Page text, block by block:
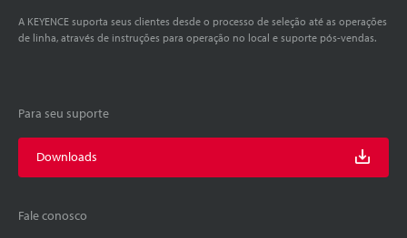
A KEYENCE suporta seus clientes desde o processo de seleção até as operações
de linha, através de instruções para operação no local e suporte pós-vendas.
Para seu suporte
Downloads
Fale conosco